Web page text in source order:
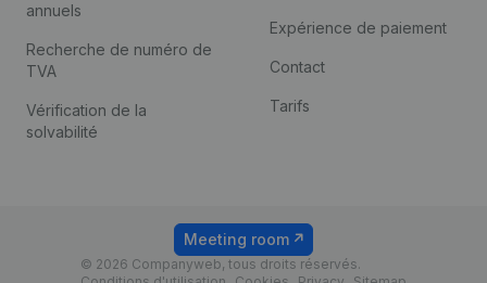
annuels
Recherche de numéro de
TVA
Vérification de la
solvabilité
Expérience de paiement
Contact
Tarifs
© 2026 Companyweb, tous droits réservés.
Meeting room